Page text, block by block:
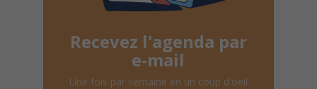
Recevez l'agenda par
e-mail
Une fois par semaine en un coup d'oeil